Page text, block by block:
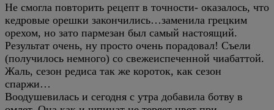
Не смогла повторить рецепт в точности- оказалось, что
кедровые орешки закончились…заменила грецким
орехом, но зато пармезан был самый настоящий.
Результат очень, ну просто очень порадовал! Съели
(получилось немного) со свежеиспеченной чиабаттой.
Жаль, сезон редиса так же короток, как сезон
спаржи…
Воодушевилась и сегодня с утра добавила ботву в